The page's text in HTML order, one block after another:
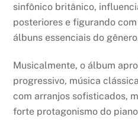
sinfônico britânico,
posteriores e figurando
álbuns essenciais do
Musicalmente, o álbum
progressivo, música
com arranjos sofisticados,
forte protagonismo do